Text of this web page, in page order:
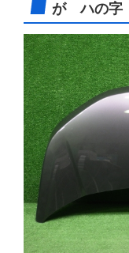
が ハの字